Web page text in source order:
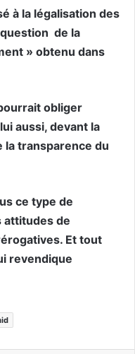
à la légalisation des
de la
» obtenu dans
obliger
aussi, devant la
la transparence du
ce type de
attitudes de
Et tout
revendique